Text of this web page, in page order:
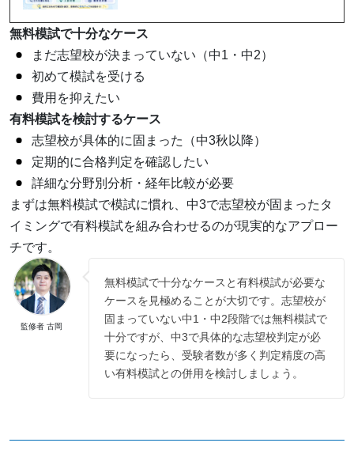
無料模試で十分なケース
まだ志望校が決まっていない（中1・中2）
初めて模試を受ける
費用を抑えたい
有料模試を検討するケース
志望校が具体的に固まった（中3秋以降）
定期的に合格判定を確認したい
詳細な分野別分析・経年比較が必要
まずは無料模試で模試に慣れ、中3で志望校が固まったタ
イミングで有料模試を組み合わせるのが現実的なアプロー
チです。
監修者 古岡
無料模試で十分なケースと有料模試が必要な
ケースを見極めることが大切です。志望校が
固まっていない中1・中2段階では無料模試で
十分ですが、中3で具体的な志望校判定が必
要になったら、受験者数が多く判定精度の高
い有料模試との併用を検討しましょう。